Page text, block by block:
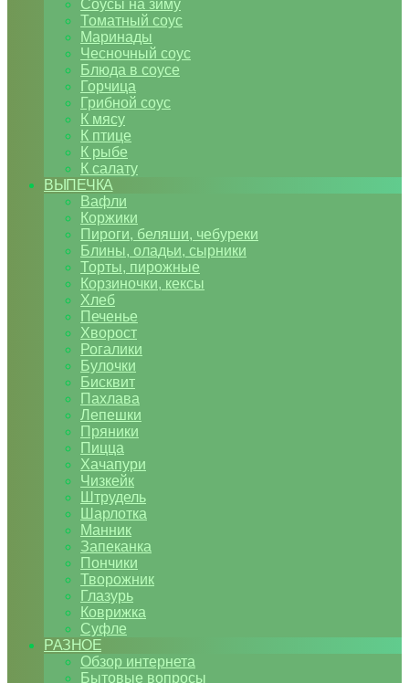
Соусы на зиму
Томатный соус
Маринады
Чесночный соус
Блюда в соусе
Горчица
Грибной соус
К мясу
К птице
К рыбе
К салату
ВЫПЕЧКА
Вафли
Коржики
Пироги, беляши, чебуреки
Блины, оладьи, сырники
Торты, пирожные
Корзиночки, кексы
Хлеб
Печенье
Хворост
Рогалики
Булочки
Бисквит
Пахлава
Лепешки
Пряники
Пицца
Хачапури
Чизкейк
Штрудель
Шарлотка
Манник
Запеканка
Пончики
Творожник
Глазурь
Коврижка
Суфле
РАЗНОЕ
Обзор интернета
Бытовые вопросы